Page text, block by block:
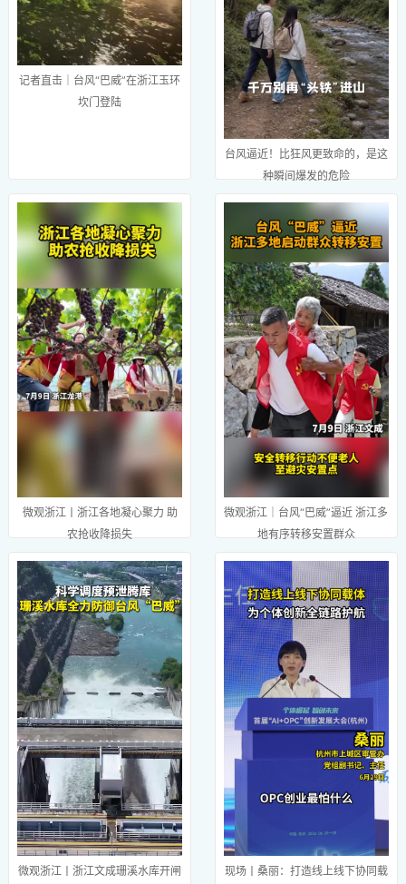
记者直击｜台风“巴威”在浙江玉环
坎门登陆
台风逼近！比狂风更致命的，是这
种瞬间爆发的危险
微观浙江丨浙江各地凝心聚力 助
农抢收降损失
微观浙江｜台风“巴威”逼近 浙江多
地有序转移安置群众
微观浙江丨浙江文成珊溪水库开闸
现场丨桑丽：打造线上线下协同载